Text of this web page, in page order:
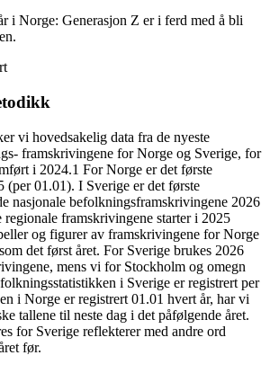
i Norge: Generasjon Z er i ferd med å bli
vi hovedsakelig data fra de nyeste
framskrivingene for Norge og Sverige, for
i 2024.1 For Norge er det første
(per 01.01). I Sverige er det første
nasjonale befolkningsframskrivingene 2026
regionale framskrivingene starter i 2025
og figurer av framskrivingene for Norge
det først året. For Sverige brukes 2026
mens vi for Stockholm og omegn
i Sverige er registrert per
i Norge er registrert 01.01 hvert år, har vi
tallene til neste dag i det påfølgende året.
for Sverige reflekterer med andre ord
før.